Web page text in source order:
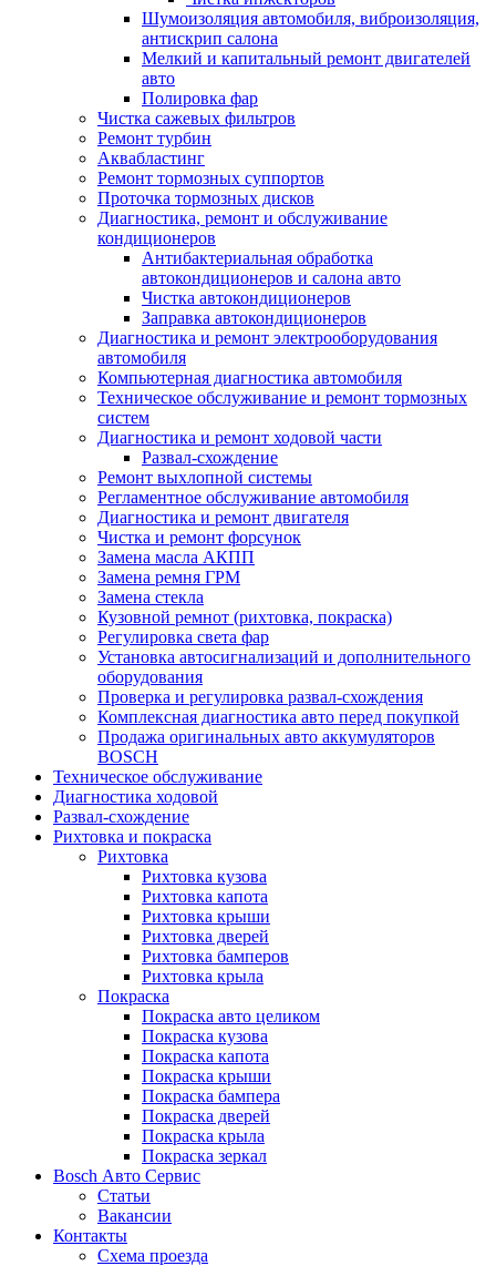
Шумоизоляция автомобиля, виброизоляция,
антискрип салона
Мелкий и капитальный ремонт двигателей
авто
Полировка фар
Чистка сажевых фильтров
Ремонт турбин
Аквабластинг
Ремонт тормозных суппортов
Проточка тормозных дисков
Диагностика, ремонт и обслуживание
кондиционеров
Антибактериальная обработка
автокондиционеров и салона авто
Чистка автокондиционеров
Заправка автокондиционеров
Диагностика и ремонт электрооборудования
автомобиля
Компьютерная диагностика автомобиля
Техническое обслуживание и ремонт тормозных
систем
Диагностика и ремонт ходовой части
Развал-схождение
Ремонт выхлопной системы
Регламентное обслуживание автомобиля
Диагностика и ремонт двигателя
Чистка и ремонт форсунок
Замена масла АКПП
Замена ремня ГРМ
Замена стекла
Кузовной ремнот (рихтовка, покраска)
Регулировка света фар
Установка автосигнализаций и дополнительного
оборудования
Проверка и регулировка развал-схождения
Комплексная диагностика авто перед покупкой
Продажа оригинальных авто аккумуляторов
BOSCH
Техническое обслуживание
Диагностика ходовой
Развал-схождение
Рихтовка и покраска
Рихтовка
Рихтовка кузова
Рихтовка капота
Рихтовка крыши
Рихтовка дверей
Рихтовка бамперов
Рихтовка крыла
Покраска
Покраска авто целиком
Покраска кузова
Покраска капота
Покраска крыши
Покраска бампера
Покраска дверей
Покраска крыла
Покраска зеркал
Bosch Авто Сервис
Статьи
Вакансии
Контакты
Схема проезда